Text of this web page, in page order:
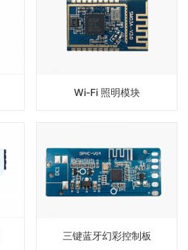
Wi-Fi 照明模块
三键蓝牙幻彩控制板